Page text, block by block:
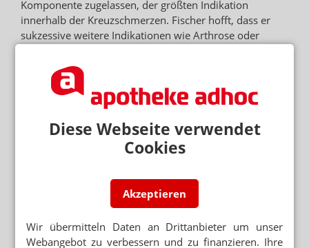
Diese Webseite verwendet
Cookies
Akzeptieren
Wir übermitteln Daten an Drittanbieter um unser
Webangebot zu verbessern und zu finanzieren. Ihre
Komponente zugelassen, der größten Indikation
innerhalb der Kreuzschmerzen. Fischer hofft, dass er
sukzessive weitere Indikationen wie Arthrose oder
Präparat damit zum Blockbuster machen kann. Weltweit
seien mehr als eine Milliarde Menschen von
chronischen Schmerzen betroffen, allein jeweils rund 60
Millionen in den USA und in Europa.